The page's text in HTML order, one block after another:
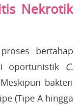
Nekrotik
bertahap
oportunistik C.
Meskipun bakteri
(Tipe A hingga